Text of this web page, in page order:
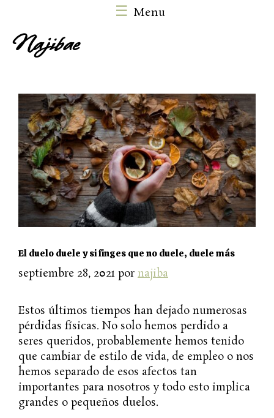
contenido
Menu
Najibae
El duelo duele y si finges que no duele, duele más
septiembre 28, 2021 por najiba
Estos últimos tiempos han dejado numerosas
pérdidas físicas. No solo hemos perdido a
seres queridos, probablemente hemos tenido
que cambiar de estilo de vida, de empleo o nos
hemos separado de esos afectos tan
importantes para nosotros y todo esto implica
grandes o pequeños duelos.